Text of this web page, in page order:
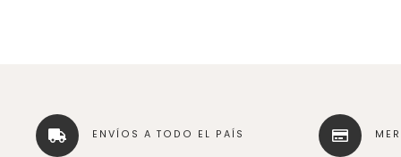
ENVÍOS A TODO EL PAÍS